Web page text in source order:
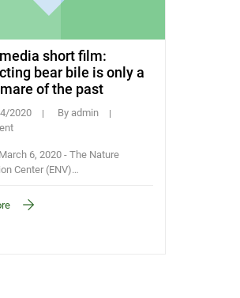
short film:
bear bile is only a
of the past
2020
By admin
6, 2020 - The Nature
Center (ENV)…